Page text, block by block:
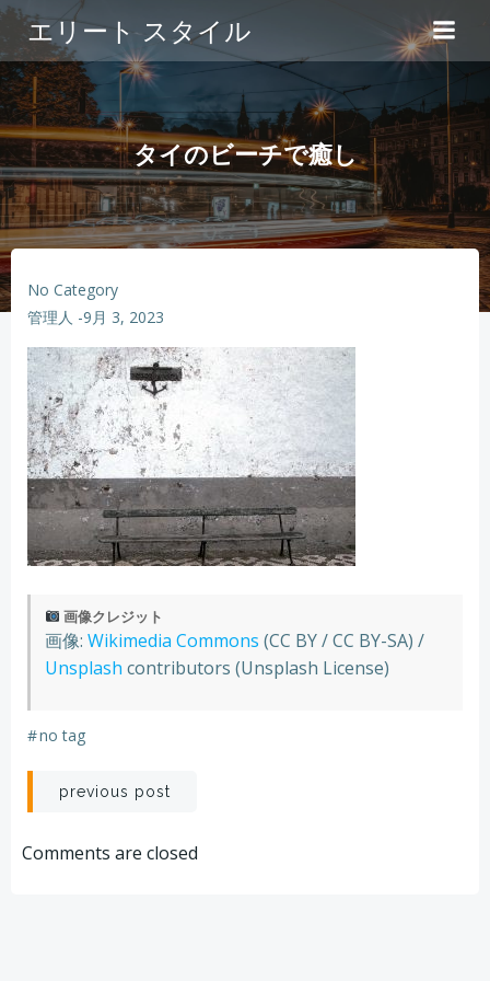
ン
テ
ン
ツ
へ
ス
キ
ッ
プ
エリート スタイル
タイのビーチで癒し
No Category
管理人 -9月 3, 2023
画像クレジット
画像: Wikimedia Commons (CC BY / CC BY-SA) /
Unsplash contributors (Unsplash License)
#no tag
Post
navigation
previous post
Comments are closed